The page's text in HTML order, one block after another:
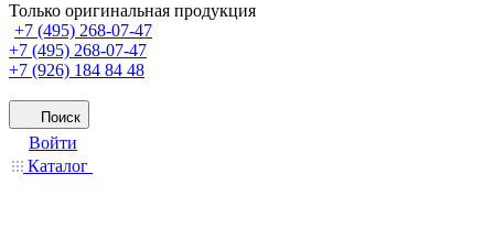
Только оригинальная продукция
+7 (495) 268-07-47
+7 (495) 268-07-47
+7 (926) 184 84 48
Поиск
Войти
Каталог